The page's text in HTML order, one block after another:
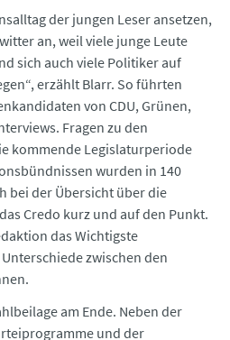
der jungen Leser ansetzen,
an, weil viele junge Leute
sich auch viele Politiker auf
erzählt Blarr. So führten
von CDU, Grünen,
Fragen zu den
kommende Legislaturperiode
wurden in 140
bei der Übersicht über die
Credo kurz und auf den Punkt.
das Wichtigste
zwischen den
am Ende. Neben der
und der